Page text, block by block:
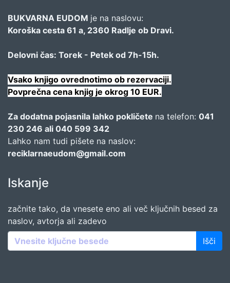
BUKVARNA EUDOM je na naslovu:
Koroška cesta 61 a, 2360 Radlje ob Dravi.
Delovni čas: Torek - Petek od 7h-15h.
Vsako knjigo ovrednotimo ob rezervaciji.
Povprečna cena knjig je okrog 10 EUR.
Za dodatna pojasnila lahko pokličete na telefon: 041
230 246 ali 040 599 342
Lahko nam tudi pišete na naslov:
reciklarnaeudom@gmail.com
Iskanje
začnite tako, da vnesete eno ali več ključnih besed za
naslov, avtorja ali zadevo
Išči